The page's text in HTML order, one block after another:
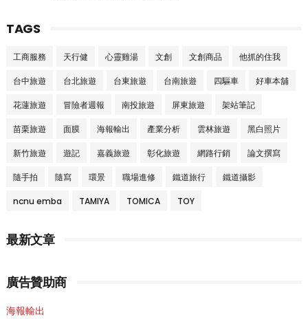
TAGS
工商服務 天行健 心靈雞湯 文創 文創商品 他抓的住我
台中旅遊 台北旅遊 台東旅遊 台南旅遊 四驅車 好車本舖
花蓮旅遊 冒險者週報 南投旅遊 屏東旅遊 架站筆記
苗栗旅遊 面膜 海報輸出 產業分析 雲林旅遊 黑白照片
新竹旅遊 遊記 嘉義旅遊 彰化旅遊 網路行銷 論文撰寫
隨手拍 隨寫 環景 職場進修 鐵道旅行 鐵道攝影
ncnu emba TAMIYA TOMICA TOY
最新文章
廣告贊助商
海報輸出